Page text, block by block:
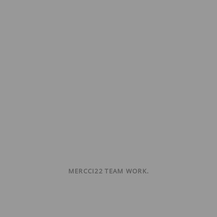
MERCCI22 TEAM WORK.